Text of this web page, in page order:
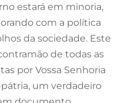
estará em minoria,
com a política
da sociedade. Este
de todas as
por Vossa Senhoria
um verdadeiro